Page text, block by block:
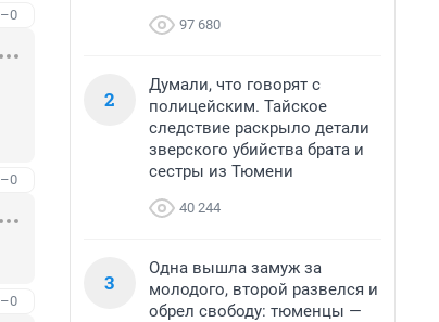
–0
–0
–0
97 680
2
Думали, что говорят с
полицейским. Тайское
следствие раскрыло детали
зверского убийства брата и
сестры из Тюмени
40 244
3
Одна вышла замуж за
молодого, второй развелся и
обрел свободу: тюменцы —